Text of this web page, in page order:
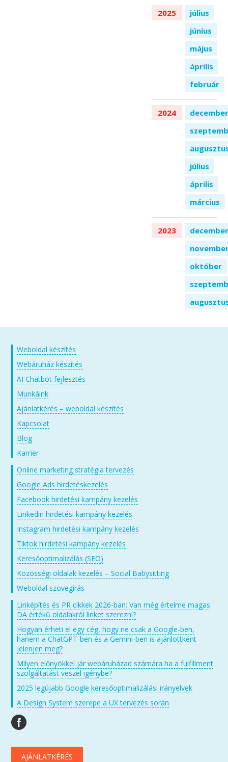
2025
július
június
május
április
február
2024
december
július
április
március
2023
december
október
Weboldal készítés
Webáruház készítés
AI Chatbot fejlesztés
Munkáink
Ajánlatkérés – weboldal készítés
Kapcsolat
Blog
Karrier
Online marketing stratégia tervezés
Google Ads hirdetéskezelés
Facebook hirdetési kampány kezelés
Linkedin hirdetési kampány kezelés
Instagram hirdetési kampány kezelés
Tiktok hirdetési kampány kezelés
Keresőoptimalizálás (SEO)
Közösségi oldalak kezelés – Social Babysitting
Weboldal szövegírás
Linképítés és PR cikkek 2026-ban: Van még értelme magas
DA értékű oldalakról linket szerezni?
Hogyan érheti el egy cég, hogy ne csak a Google-ben,
hanem a ChatGPT-ben és a Gemini-ben is ajánlottként
jelenjen meg?
Milyen előnyökkel jár webáruházad számára ha a fulfillment
szolgáltatást veszel igénybe?
2025 legújabb Google keresőoptimalizálási irányelvek
A Design System szerepe a UX tervezés során
AJÁNLATKÉRÉS